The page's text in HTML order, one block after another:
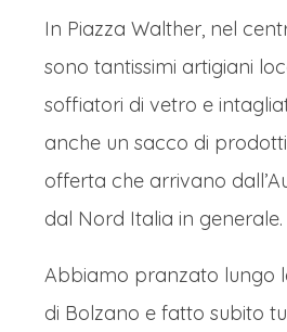
In Piazza Walther, nel
sono tantissimi artigiani
soffiatori di vetro e
anche un sacco di
offerta che arrivano
dal Nord Italia in generale.
Abbiamo pranzato lungo
di Bolzano e fatto subito